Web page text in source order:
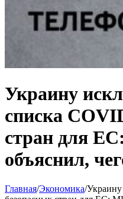
Украину
списка
стран для
объяснил,
Главная/Экономика/